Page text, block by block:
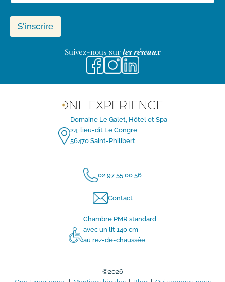
A
I
*
S'inscrire
Suivez-nous surles réseaux
Domaine Le Galet, Hôtel et Spa
24, lieu-dit Le Congre
56470 Saint-Philibert
02 97 55 00 56
Contact
Chambre PMR standard
avec un lit 140 cm
au rez-de-chaussée
©2026